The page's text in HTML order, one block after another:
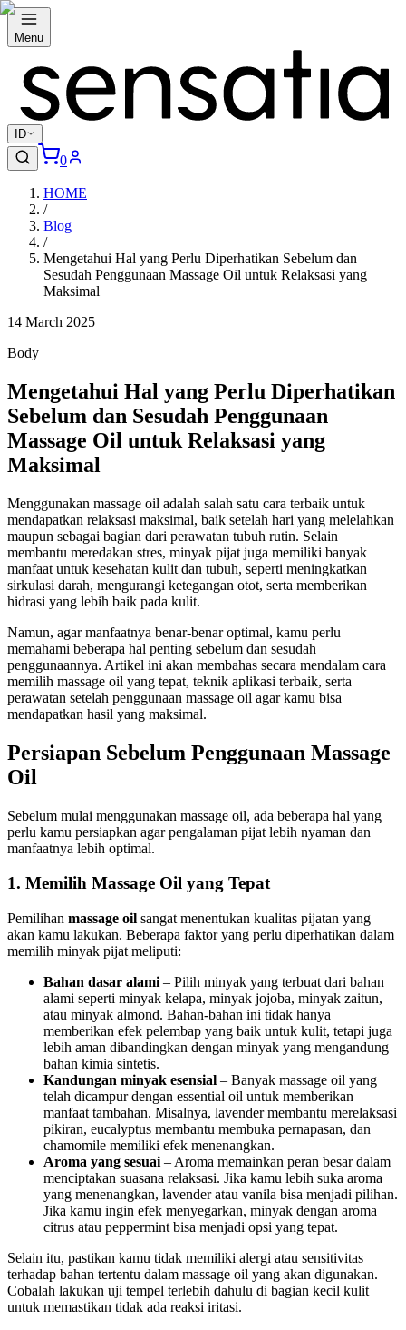
Menu
ID
0
HOME
/
Blog
/
Mengetahui Hal yang Perlu Diperhatikan Sebelum dan
Sesudah Penggunaan Massage Oil untuk Relaksasi yang
Maksimal
14 March 2025
Body
Mengetahui Hal yang Perlu Diperhatikan
Sebelum dan Sesudah Penggunaan
Massage Oil untuk Relaksasi yang
Maksimal
Menggunakan massage oil adalah salah satu cara terbaik untuk
mendapatkan relaksasi maksimal, baik setelah hari yang melelahkan
maupun sebagai bagian dari perawatan tubuh rutin. Selain
membantu meredakan stres, minyak pijat juga memiliki banyak
manfaat untuk kesehatan kulit dan tubuh, seperti meningkatkan
sirkulasi darah, mengurangi ketegangan otot, serta memberikan
hidrasi yang lebih baik pada kulit.
Namun, agar manfaatnya benar-benar optimal, kamu perlu
memahami beberapa hal penting sebelum dan sesudah
penggunaannya. Artikel ini akan membahas secara mendalam cara
memilih massage oil yang tepat, teknik aplikasi terbaik, serta
perawatan setelah penggunaan massage oil agar kamu bisa
mendapatkan hasil yang maksimal.
Persiapan Sebelum Penggunaan Massage
Oil
Sebelum mulai menggunakan massage oil, ada beberapa hal yang
perlu kamu persiapkan agar pengalaman pijat lebih nyaman dan
manfaatnya lebih optimal.
1. Memilih Massage Oil yang Tepat
Pemilihan massage oil sangat menentukan kualitas pijatan yang
akan kamu lakukan. Beberapa faktor yang perlu diperhatikan dalam
memilih minyak pijat meliputi:
Bahan dasar alami – Pilih minyak yang terbuat dari bahan
alami seperti minyak kelapa, minyak jojoba, minyak zaitun,
atau minyak almond. Bahan-bahan ini tidak hanya
memberikan efek pelembap yang baik untuk kulit, tetapi juga
lebih aman dibandingkan dengan minyak yang mengandung
bahan kimia sintetis.
Kandungan minyak esensial – Banyak massage oil yang
telah dicampur dengan essential oil untuk memberikan
manfaat tambahan. Misalnya, lavender membantu merelaksasi
pikiran, eucalyptus membantu membuka pernapasan, dan
chamomile memiliki efek menenangkan.
Aroma yang sesuai – Aroma memainkan peran besar dalam
menciptakan suasana relaksasi. Jika kamu lebih suka aroma
yang menenangkan, lavender atau vanila bisa menjadi pilihan.
Jika kamu ingin efek menyegarkan, minyak dengan aroma
citrus atau peppermint bisa menjadi opsi yang tepat.
Selain itu, pastikan kamu tidak memiliki alergi atau sensitivitas
terhadap bahan tertentu dalam massage oil yang akan digunakan.
Cobalah lakukan uji tempel terlebih dahulu di bagian kecil kulit
untuk memastikan tidak ada reaksi iritasi.